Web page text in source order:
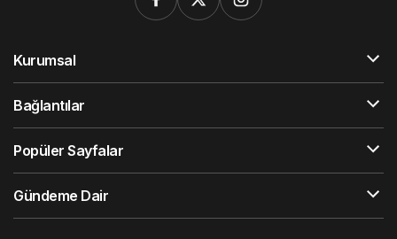
Kurumsal
Bağlantılar
Popüler Sayfalar
Gündeme Dair